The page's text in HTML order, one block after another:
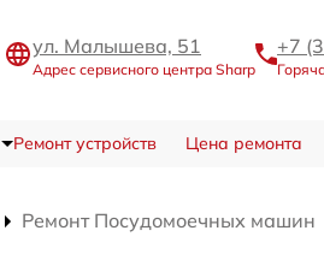
ул. Малышева, 51
Адрес сервисного центра Sharp
+7
Ремонт устройств Цена ремонта
Ремонт Посудомоечных машин